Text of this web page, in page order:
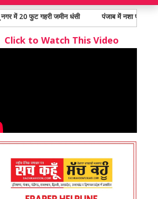
गहरी जमीन धंसी पंजाब में नशा पीड़ितों में 65% से
Click to Watch This Video